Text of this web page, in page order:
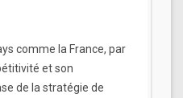
comme la France, par
et son
de la stratégie de